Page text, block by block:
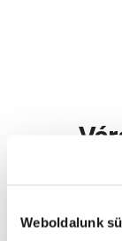
Weboldalunk